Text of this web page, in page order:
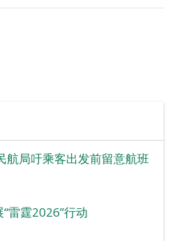
航局吁乘客出发前留意航班
雷霆2026”行动